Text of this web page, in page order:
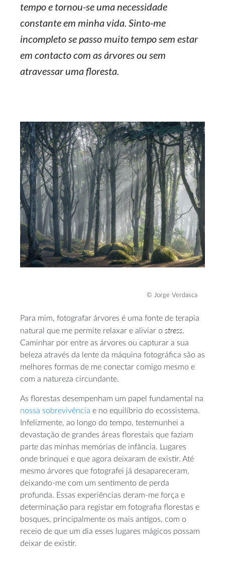
tempo e tornou-se uma necessidade
constante em minha vida. Sinto-me
incompleto se passo muito tempo sem estar
em contacto com as árvores ou sem
atravessar uma floresta.
© Jorge Verdasca
Para mim, fotografar árvores é uma fonte de terapia
natural que me permite relaxar e aliviar o stress.
Caminhar por entre as árvores ou capturar a sua
beleza através da lente da máquina fotográfica são as
melhores formas de me conectar comigo mesmo e
com a natureza circundante.
As florestas desempenham um papel fundamental na
nossa sobrevivência e no equilíbrio do ecossistema.
Infelizmente, ao longo do tempo, testemunhei a
devastação de grandes áreas florestais que faziam
parte das minhas memórias de infância. Lugares
onde brinquei e que agora deixaram de existir. Até
mesmo árvores que fotografei já desapareceram,
deixando-me com um sentimento de perda
profunda. Essas experiências deram-me força e
determinação para registar em fotografia florestas e
bosques, principalmente os mais antigos, com o
receio de que um dia esses lugares mágicos possam
deixar de existir.